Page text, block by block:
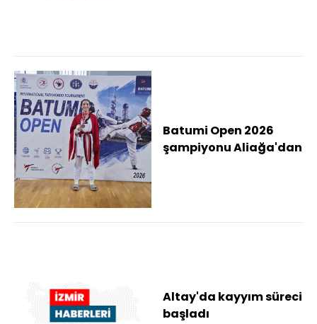
Batumi Open 2026
şampiyonu Aliağa'dan
Altay'da kayyım süreci
başladı